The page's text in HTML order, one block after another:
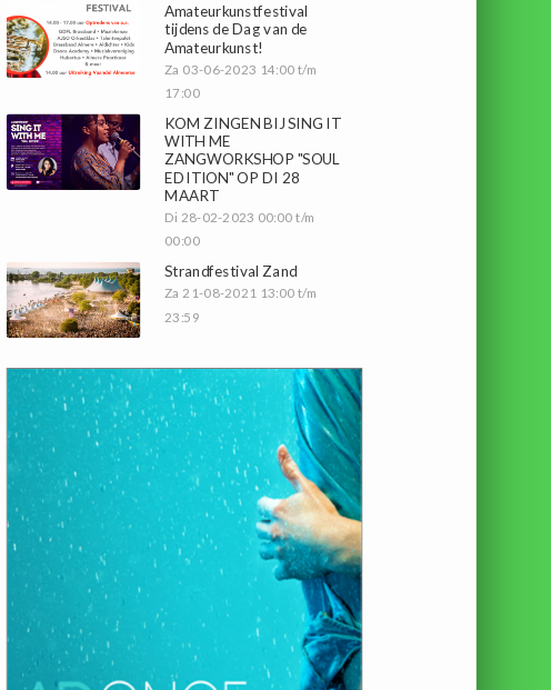
Amateurkunstfestival
tijdens de Dag van de
Amateurkunst!
Za 03-06-2023 14:00 t/m
17:00
KOM ZINGEN BIJ SING IT
WITH ME
ZANGWORKSHOP "SOUL
EDITION" OP DI 28
MAART
Di 28-02-2023 00:00 t/m
00:00
Strandfestival Zand
Za 21-08-2021 13:00 t/m
23:59